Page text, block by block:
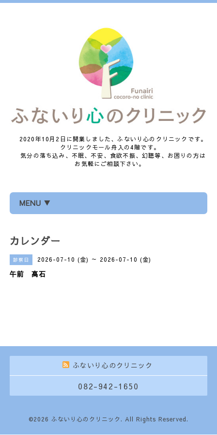
2020年10月2日に開業しました、ふないり心のクリニックです。
クリニックモール舟入の4階です。
気分の落ち込み、不眠、不安、食欲不振、幻聴等、お困りの方は
お気軽にご相談下さい。
MENU ▼
カレンダー
診察日 2026-07-10 (金) ～ 2026-07-10 (金)
午前 高石
ふないり心のクリニック
082-942-1650
©2026 ふないり心のクリニック. All Rights Reserved.